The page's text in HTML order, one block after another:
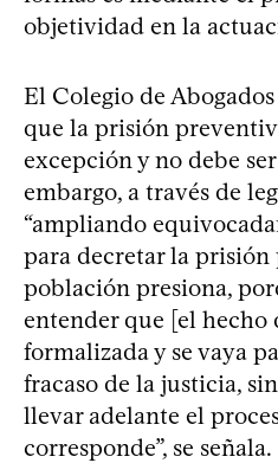
objetividad en la
El Colegio de
que la prisión
excepción y no debe ser
embargo, a través de
“ampliando
para decretar la prisión
población presiona,
entender que [el hecho
formalizada y se vaya
fracaso de la justicia,
llevar adelante el
corresponde”, se señala.